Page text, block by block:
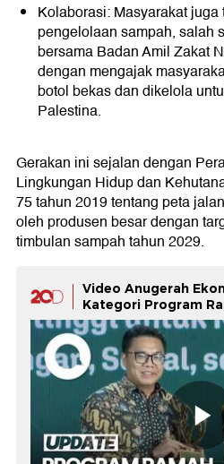
Kolaborasi: Masyarakat
pengelolaan sampah, salah
bersama Badan Amil Zakat
dengan mengajak
botol bekas dan dikelola
Palestina.
Gerakan ini sejalan dengan
Lingkungan Hidup dan
75 tahun 2019 tentang peta
oleh produsen besar dengan
timbulan sampah tahun 2029.
Video Anugerah
Kategori Program